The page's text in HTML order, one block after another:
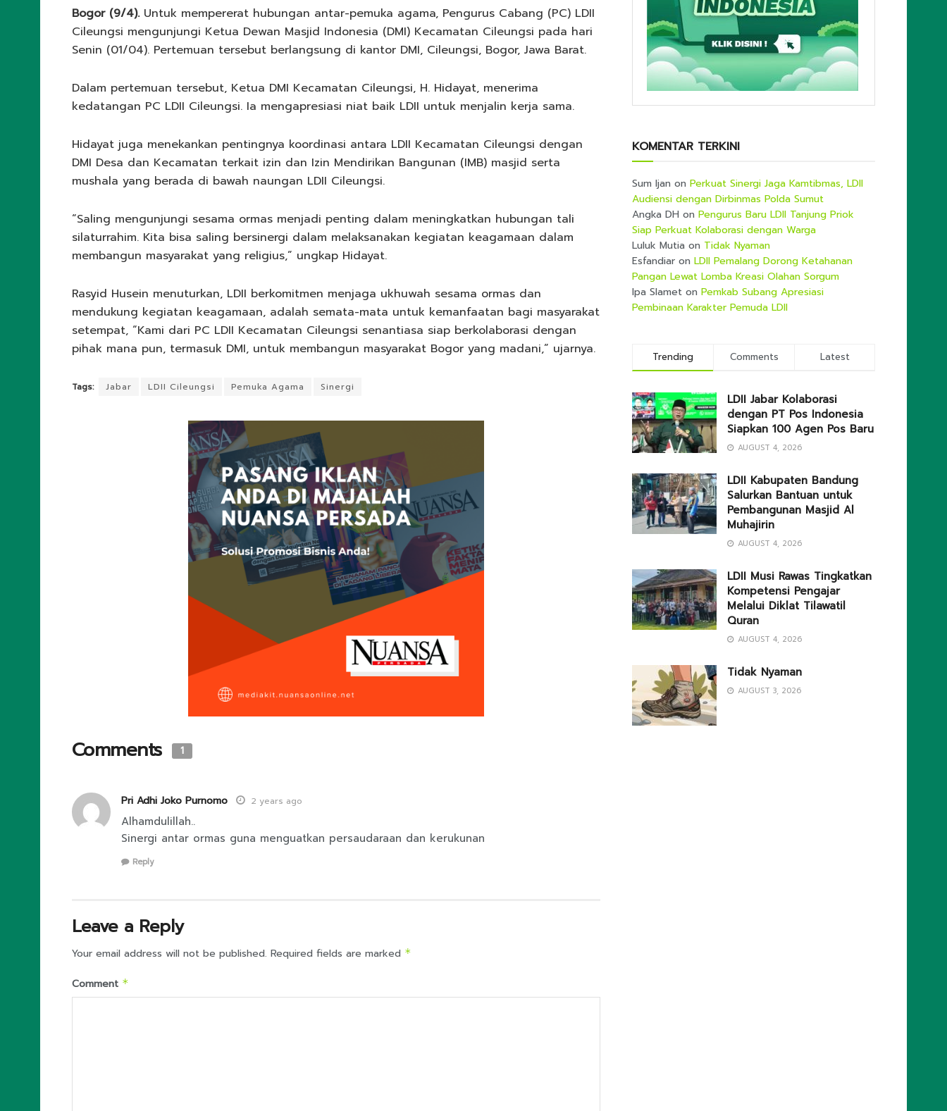
Bogor (9/4).Untuk mempererat hubungan antar-pemuka agama, Pengurus Cabang (PC) LDII
Cileungsi mengunjungi Ketua Dewan Masjid Indonesia (DMI) Kecamatan Cileungsi pada hari
Senin (01/04). Pertemuan tersebut berlangsung di kantor DMI, Cileungsi, Bogor, Jawa Barat.
Dalam pertemuan tersebut, Ketua DMI Kecamatan Cileungsi, H. Hidayat, menerima
kedatangan PC LDII Cileungsi. Ia mengapresiasi niat baik LDII untuk menjalin kerja sama.
Hidayat juga menekankan pentingnya koordinasi antara LDII Kecamatan Cileungsi dengan
DMI Desa dan Kecamatan terkait izin dan Izin Mendirikan Bangunan (IMB) masjid serta
mushala yang berada di bawah naungan LDII Cileungsi.
“Saling mengunjungi sesama ormas menjadi penting dalam meningkatkan hubungan tali
silaturrahim. Kita bisa saling bersinergi dalam melaksanakan kegiatan keagamaan dalam
membangun masyarakat yang religius,” ungkap Hidayat.
Rasyid Husein menuturkan, LDII berkomitmen menjaga ukhuwah sesama ormas dan
mendukung kegiatan keagamaan, adalah semata-mata untuk kemanfaatan bagi masyarakat
setempat, “Kami dari PC LDII Kecamatan Cileungsi senantiasa siap berkolaborasi dengan
pihak mana pun, termasuk DMI, untuk membangun masyarakat Bogor yang madani,” ujarnya.
Tags: Jabar LDII Cileungsi Pemuka Agama Sinergi
Comments 1
Pri Adhi Joko Purnomo 2 years ago
Alhamdulillah..
Sinergi antar ormas guna menguatkan persaudaraan dan kerukunan
Reply
Leave a Reply
Your email address will not be published. Required fields are marked *
Comment *
KOMENTAR TERKINI
Sum Ijan on Perkuat Sinergi Jaga Kamtibmas, LDII
Audiensi dengan Dirbinmas Polda Sumut
Angka DH on Pengurus Baru LDII Tanjung Priok
Siap Perkuat Kolaborasi dengan Warga
Luluk Mutia on Tidak Nyaman
Esfandiar on LDII Pemalang Dorong Ketahanan
Pangan Lewat Lomba Kreasi Olahan Sorgum
Ipa Slamet on Pemkab Subang Apresiasi
Pembinaan Karakter Pemuda LDII
Trending Comments Latest
LDII Jabar Kolaborasi
dengan PT Pos Indonesia
Siapkan 100 Agen Pos Baru
AUGUST 4, 2026
LDII Kabupaten Bandung
Salurkan Bantuan untuk
Pembangunan Masjid Al
Muhajirin
AUGUST 4, 2026
LDII Musi Rawas Tingkatkan
Kompetensi Pengajar
Melalui Diklat Tilawatil
Quran
AUGUST 4, 2026
Tidak Nyaman
AUGUST 3, 2026